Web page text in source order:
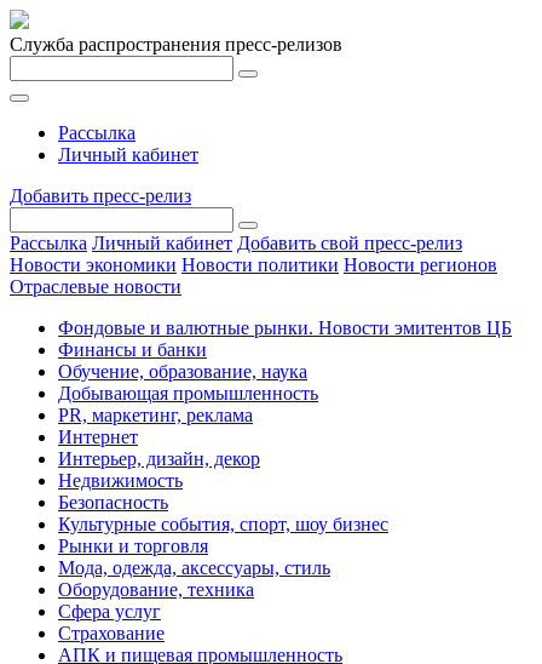
Служба распространения пресс-релизов
Рассылка
Личный кабинет
Добавить пресс-релиз
Рассылка Личный кабинет Добавить свой пресс-релиз
Новости экономики Новости политики Новости регионов
Отраслевые новости
Фондовые и валютные рынки. Новости эмитентов ЦБ
Финансы и банки
Обучение, образование, наука
Добывающая промышленность
PR, маркетинг, реклама
Интернет
Интерьер, дизайн, декор
Недвижимость
Безопасность
Культурные события, спорт, шоу бизнес
Рынки и торговля
Мода, одежда, аксессуары, стиль
Оборудование, техника
Сфера услуг
Страхование
АПК и пищевая промышленность